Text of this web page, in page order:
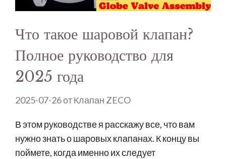
Что такое шаровой клапан?
Полное руководство для
2025 года
2025-07-26отКлапан ZECO
В этом руководстве я расскажу все, что вам
нужно знать о шаровых клапанах. К концу вы
поймете, когда именно их следует